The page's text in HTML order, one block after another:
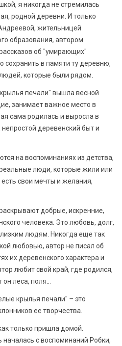
я никогда не стремилась
родной деревни. И только
жительницей
образования, автором
об "умирающих"
сохранить в памяти ту деревню,
которые были рядом.
печали" вышла весной
занимает важное место в
сама родилась и выросла в
непростой деревенский быт и
на воспоминаниях из детства,
люди, которые жили или
свои мечты и желания,
добрые, искренние,
человека. Это любовь, долг,
людям. Никогда еще так
любовью, автор не писал об
их деревенского характера и
любит свой край, где родился,
леса, поля...
крылья печали" – это
ее творчества.
только пришла домой.
началась с воспоминаний Робки,